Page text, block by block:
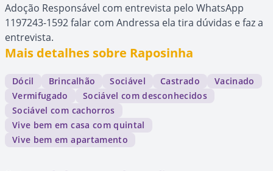
Adoção Responsável com entrevista pelo WhatsApp
1197243-1592 falar com Andressa ela tira dúvidas e faz a
entrevista.
Mais detalhes sobre Raposinha
Dócil Brincalhão Sociável Castrado
Vacinado
Vermifugado
Sociável com desconhecidos
Sociável com cachorros
Vive bem em casa com quintal
Vive bem em apartamento